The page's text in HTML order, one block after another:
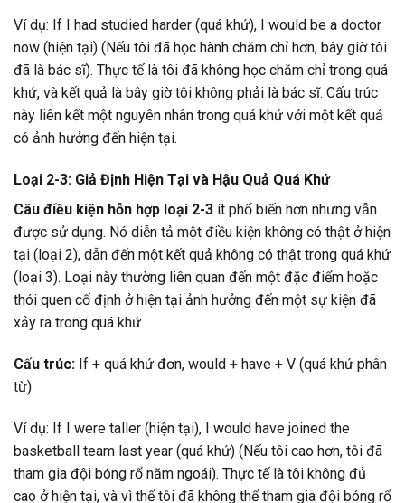
Ví dụ: If I had studied harder (quá khứ), I would be a doctor
now (hiện tại) (Nếu tôi đã học hành chăm chỉ hơn, bây giờ tôi
đã là bác sĩ). Thực tế là tôi đã không học chăm chỉ trong quá
khứ, và kết quả là bây giờ tôi không phải là bác sĩ. Cấu trúc
này liên kết một nguyên nhân trong quá khứ với một kết quả
có ảnh hưởng đến hiện tại.
Loại 2-3: Giả Định Hiện Tại và Hậu Quả Quá Khứ
Câu điều kiện hỗn hợp loại 2-3 ít phổ biến hơn nhưng vẫn
được sử dụng. Nó diễn tả một điều kiện không có thật ở hiện
tại (loại 2), dẫn đến một kết quả không có thật trong quá khứ
(loại 3). Loại này thường liên quan đến một đặc điểm hoặc
thói quen cố định ở hiện tại ảnh hưởng đến một sự kiện đã
xảy ra trong quá khứ.
Cấu trúc: If + quá khứ đơn, would + have + V (quá khứ phân
từ)
Ví dụ: If I were taller (hiện tại), I would have joined the
basketball team last year (quá khứ) (Nếu tôi cao hơn, tôi đã
tham gia đội bóng rổ năm ngoái). Thực tế là tôi không đủ
cao ở hiện tại, và vì thế tôi đã không thể tham gia đội bóng rổ